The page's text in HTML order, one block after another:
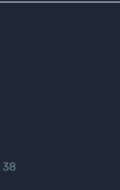
38